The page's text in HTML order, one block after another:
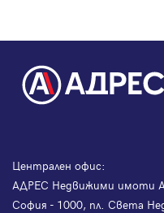
Централен офис:
АДРЕС Недвижими имоти
София - 1000, пл. Света